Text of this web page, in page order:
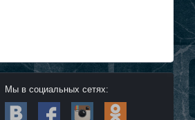
Мы в социальных сетях: